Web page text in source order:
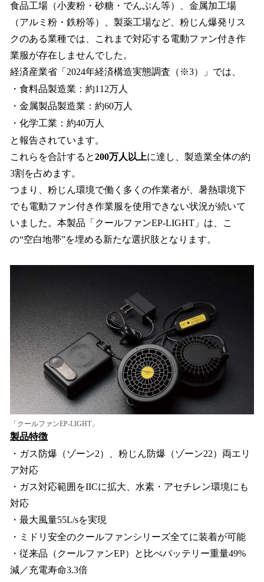
食品工場（小麦粉・砂糖・でんぷん等）、金属加工場
（アルミ粉・鉄粉等）、製薬工場など、粉じん爆発リス
クのある業種では、これまで対応する電動ファン付き作
業服が存在しませんでした。
経済産業省「2024年経済構造実態調査（※3）」では、
・食料品製造業：約112万人
・金属製品製造業：約60万人
・化学工業：約40万人
と報告されています。
これらを合計すると200万人以上に達し、製造業全体の約
3割を占めます。
つまり、粉じん環境で働く多くの作業者が、暑熱環境下
でも電動ファン付き作業服を使用できない状況が続いて
いました。本製品「クールファンEP-LIGHT」は、こ
の“空白地帯”を埋める新たな選択肢となります。
「クールファンEP-LIGHT」
製品特徴
・ガス防爆（ゾーン2）、粉じん防爆（ゾーン22）両エリ
ア対応
・ガス対応範囲をIICに拡大、水素・アセチレン環境にも
対応
・最大風量55L/sを実現
・ミドリ安全のクールファンシリーズ全てに装着が可能
・従来品（クールファンEP）と比べバッテリー重量49%
減／充電寿命3.3倍